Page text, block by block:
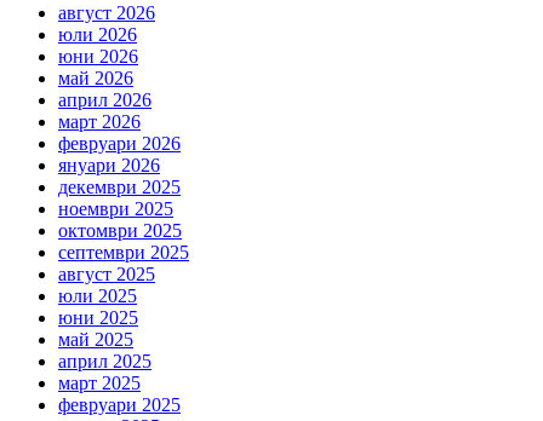
август 2026
юли 2026
юни 2026
май 2026
април 2026
март 2026
февруари 2026
януари 2026
декември 2025
ноември 2025
октомври 2025
септември 2025
август 2025
юли 2025
юни 2025
май 2025
април 2025
март 2025
февруари 2025